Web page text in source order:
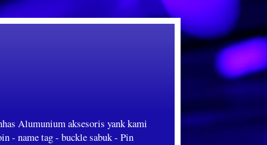
Alumunium aksesoris yank kami
- name tag - buckle sabuk - Pin